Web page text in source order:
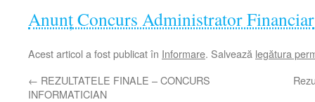
Anunț Concurs Administrator Financiar
Acest articol a fost publicat în Informare. Salvează legătura
← REZULTATELE FINALE – CONCURS
INFORMATICIAN